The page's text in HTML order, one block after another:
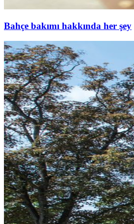
Bahçe bakımı hakkında her şey